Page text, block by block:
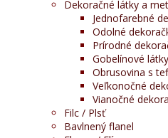
Dekoračné látky a
Jednofarebné
Odolné
Prírodné
Gobelínové
Obrusovina s
Veľkonočné
Vianočné
Filc / Plsť
Bavlnený flanel